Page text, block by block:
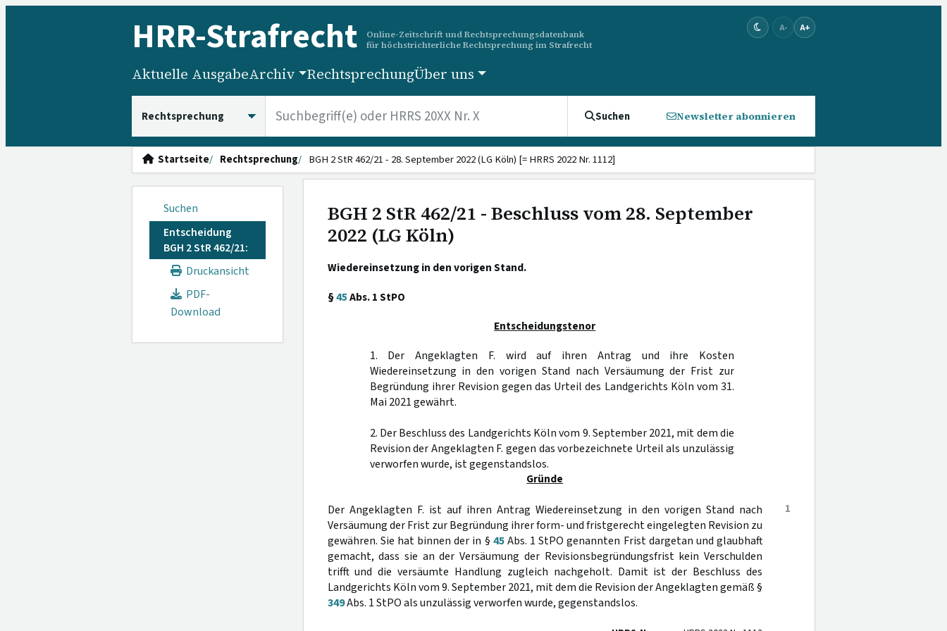
HRR-Strafrecht
Online-Zeitschrift und Rechtsprechungsdatenbank
für höchstrichterliche Rechtsprechung im Strafrecht
A- A+
Aktuelle AusgabeArchiv RechtsprechungÜber uns
Suchen Newsletter abonnieren
Startseite Rechtsprechung BGH 2 StR 462/21 - 28. September 2022 (LG Köln) [= HRRS 2022 Nr. 1112]
Suchen
Entscheidung
BGH 2 StR 462/21:
Druckansicht
PDF-
Download
BGH 2 StR 462/21 - Beschluss vom 28. September
2022 (LG Köln)
Wiedereinsetzung in den vorigen Stand.
§45Abs. 1 StPO
Entscheidungstenor
1. Der Angeklagten F. wird auf ihren Antrag und ihre Kosten
Wiedereinsetzung in den vorigen Stand nach Versäumung der Frist zur
Begründung ihrer Revision gegen das Urteil des Landgerichts Köln vom 31.
Mai 2021 gewährt.
2. Der Beschluss des Landgerichts Köln vom 9. September 2021, mit dem die
Revision der Angeklagten F. gegen das vorbezeichnete Urteil als unzulässig
verworfen wurde, ist gegenstandslos.
Gründe
1
Der Angeklagten F. ist auf ihren Antrag Wiedereinsetzung in den vorigen Stand nach
Versäumung der Frist zur Begründung ihrer form- und fristgerecht eingelegten Revision zu
gewähren. Sie hat binnen der in § 45Abs. 1 StPO genannten Frist dargetan und glaubhaft
gemacht, dass sie an der Versäumung der Revisionsbegründungsfrist kein Verschulden
trifft und die versäumte Handlung zugleich nachgeholt. Damit ist der Beschluss des
Landgerichts Köln vom 9. September 2021, mit dem die Revision der Angeklagten gemäß §
349Abs. 1 StPO als unzulässig verworfen wurde, gegenstandslos.